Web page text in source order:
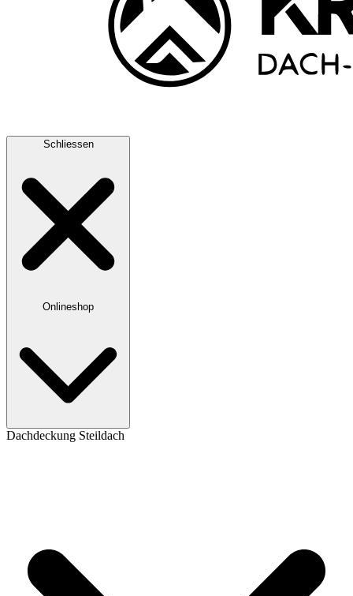
Schliessen
Onlineshop
Dachdeckung Steildach